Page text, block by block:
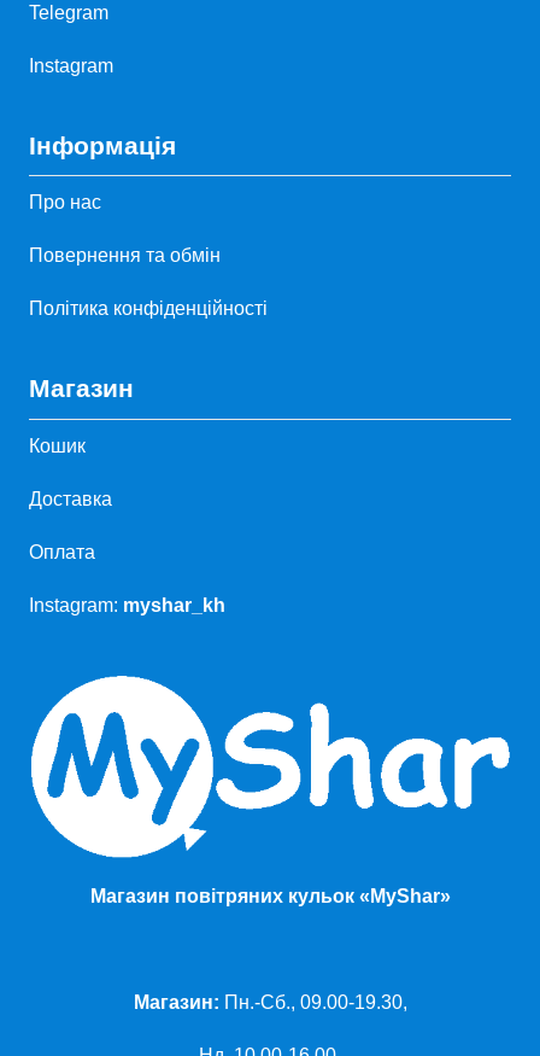
Telegram
Instagram
Інформація
Про нас
Повернення та обмін
Політика конфіденційності
Магазин
Кошик
Доставка
Оплата
Instagram: myshar_kh
Магазин повітряних кульок «MyShar»
Магазин: Пн.-Сб., 09.00-19.30,